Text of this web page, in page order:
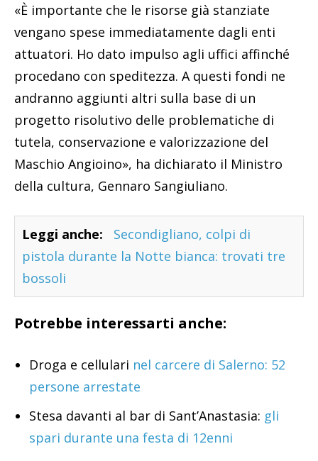
«È importante che le risorse già stanziate
vengano spese immediatamente dagli enti
attuatori. Ho dato impulso agli uffici affinché
procedano con speditezza. A questi fondi ne
andranno aggiunti altri sulla base di un
progetto risolutivo delle problematiche di
tutela, conservazione e valorizzazione del
Maschio Angioino», ha dichiarato il Ministro
della cultura, Gennaro Sangiuliano.
Leggi anche:
Secondigliano, colpi di
pistola durante la Notte bianca: trovati tre
bossoli
Potrebbe interessarti anche:
Droga e cellulari nel carcere di Salerno: 52
persone arrestate
Stesa davanti al bar di Sant’Anastasia: gli
spari durante una festa di 12enni